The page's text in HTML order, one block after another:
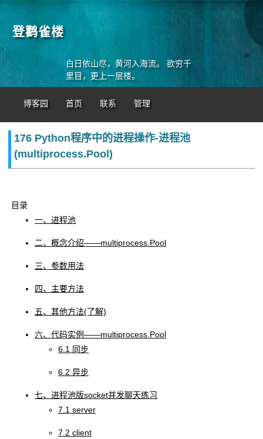
登鹳雀楼
白日依山尽，黄河入海流。 欲穷千
里目，更上一层楼。
博客园 首页 联系 管理
176 Python程序中的进程操作-进程池
(multiprocess.Pool)
目录
一、进程池
二、概念介绍——multiprocess.Pool
三、参数用法
四、主要方法
五、其他方法(了解)
六、代码实例——multiprocess.Pool
6.1 同步
6.2 异步
七、进程池版socket并发聊天练习
7.1 server
7.2 client